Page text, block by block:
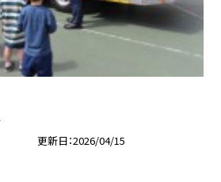
更新日 2026/04/15